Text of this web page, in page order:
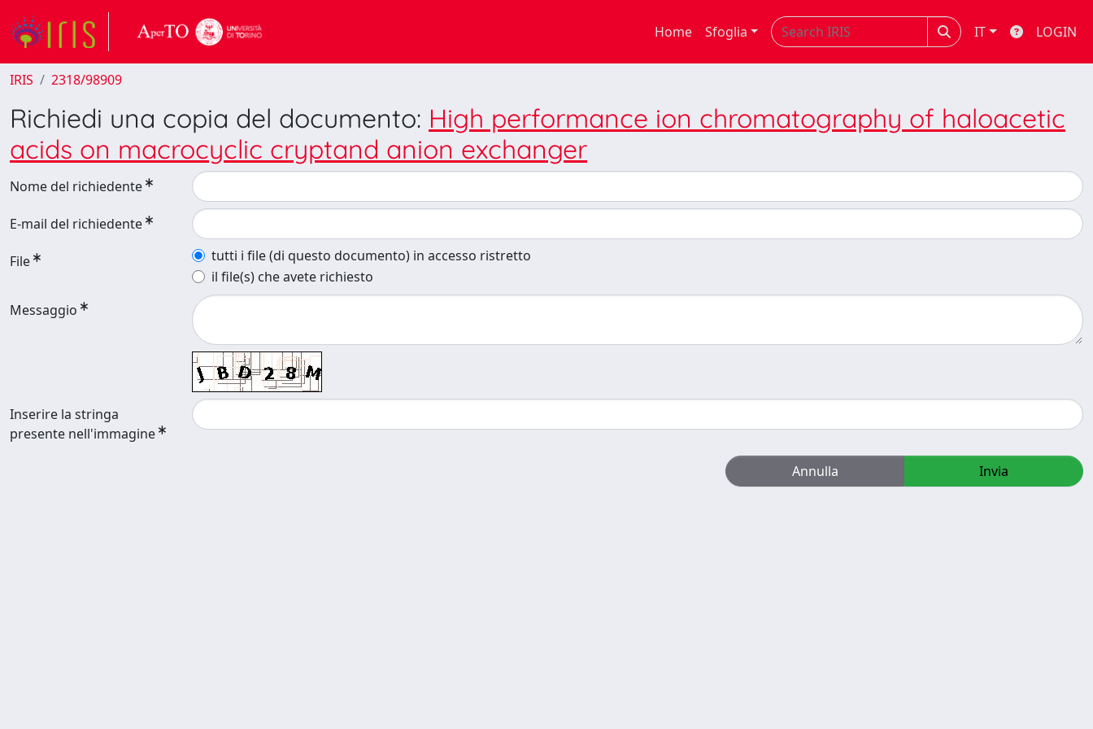
Home Sfoglia IT LOGIN
IRIS 2318/98909
Richiedi una copia del documento: High performance ion chromatography of haloacetic
acids on macrocyclic cryptand anion exchanger
Nome del richiedente
E-mail del richiedente
File
tutti i file (di questo documento) in accesso ristretto
il file(s) che avete richiesto
Messaggio
Inserire la stringa
presente nell'immagine
Annulla Invia